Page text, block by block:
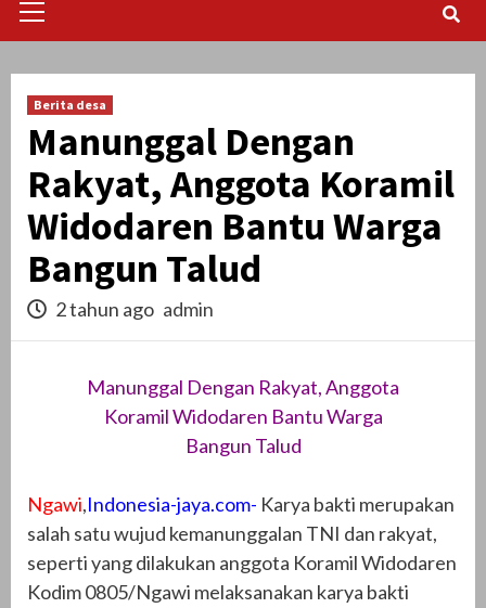
Menu
Berita desa
Manunggal Dengan
Rakyat, Anggota Koramil
Widodaren Bantu Warga
Bangun Talud
2 tahun ago admin
Manunggal Dengan Rakyat, Anggota
Koramil Widodaren Bantu Warga
Bangun Talud
Ngawi,Indonesia-jaya.com- Karya bakti merupakan
salah satu wujud kemanunggalan TNI dan rakyat,
seperti yang dilakukan anggota Koramil Widodaren
Kodim 0805/Ngawi melaksanakan karya bakti